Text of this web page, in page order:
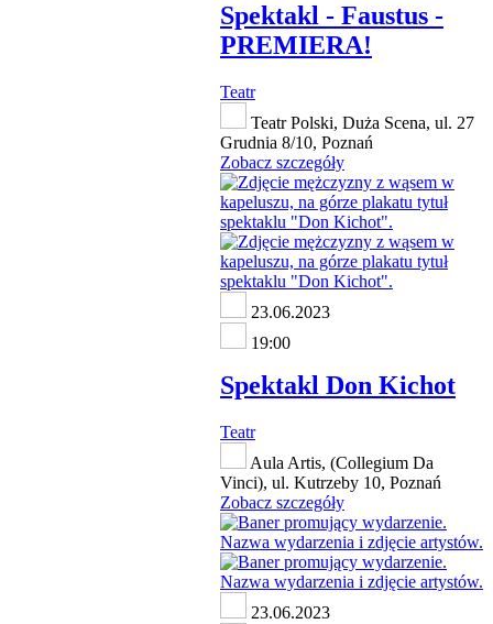
Spektakl - Faustus -
PREMIERA!
Teatr
Teatr Polski, Duża Scena, ul. 27
Grudnia 8/10, Poznań
Zobacz szczegóły
23.06.2023
19:00
Spektakl Don Kichot
Teatr
Aula Artis, (Collegium Da
Vinci), ul. Kutrzeby 10, Poznań
Zobacz szczegóły
23.06.2023